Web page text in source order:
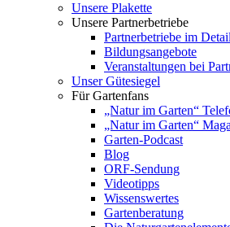
Unsere Plakette
Unsere Partnerbetriebe
Partnerbetriebe im Detail
Bildungsangebote
Veranstaltungen bei
Unser Gütesiegel
Für Gartenfans
„Natur im Garten“
„Natur im Garten“
Garten-Podcast
Blog
ORF-Sendung
Videotipps
Wissenswertes
Gartenberatung